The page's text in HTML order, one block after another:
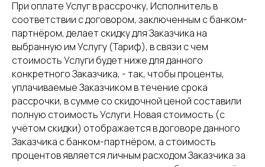
При оплате Услуг в рассрочку, Исполнитель в
соответствии с договором, заключенным с банком-
партнёром, делает скидку для Заказчика на
выбранную им Услугу (Тариф), в связи с чем
стоимость Услуги будет ниже для данного
конкретного Заказчика, - так, чтобы проценты,
уплачиваемые Заказчиком в течение срока
рассрочки, в сумме со скидочной ценой составили
полную стоимость Услуги. Новая стоимость (с
учётом скидки) отображается в договоре данного
Заказчика с банком-партнёром, а стоимость
процентов является личным расходом Заказчика за